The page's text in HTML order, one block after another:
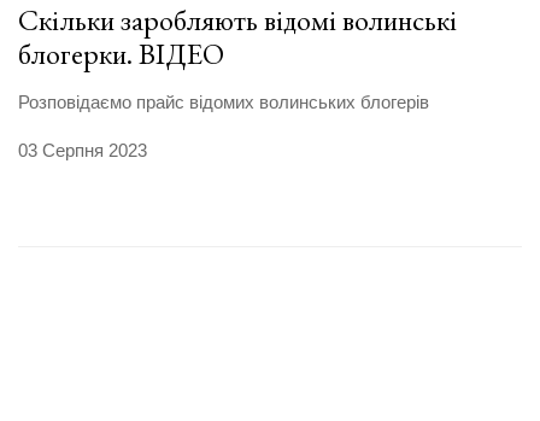
Скільки заробляють відомі волинські
блогерки. ВІДЕО
Розповідаємо прайс відомих волинських блогерів
03 Серпня 2023